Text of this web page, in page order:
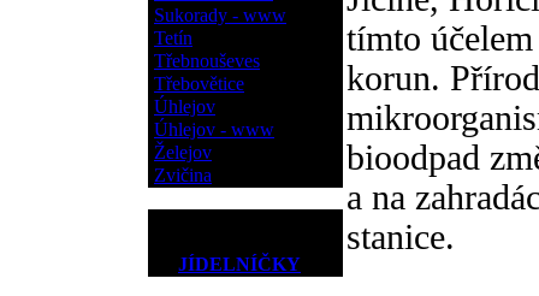
Sukorady - www
Tetín
Třebnouševes
Třebovětice
Úhlejov
Úhlejov - www
Želejov
Zvičina
JÍDELNÍČKY
tímto
korun.
bioodpad
a na
stanice.